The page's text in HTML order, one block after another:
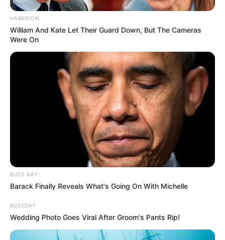
HABERION
William And Kate Let Their Guard Down, But The Cameras
Were On
BUZZ DAY
Barack Finally Reveals What's Going On With Michelle
BUZZDAY
Wedding Photo Goes Viral After Groom's Pants Rip!